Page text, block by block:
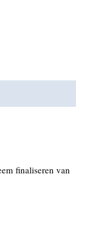
finaliseren van